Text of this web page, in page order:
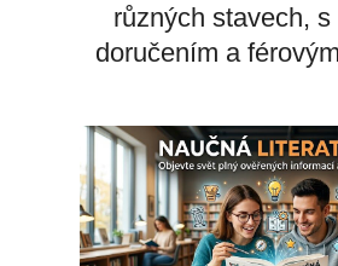
různých stavech, s
doručením a